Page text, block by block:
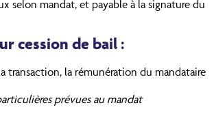
selon mandat, et payable à la signature du
cession de bail :
transaction, la rémunération du mandataire
prévues au mandat